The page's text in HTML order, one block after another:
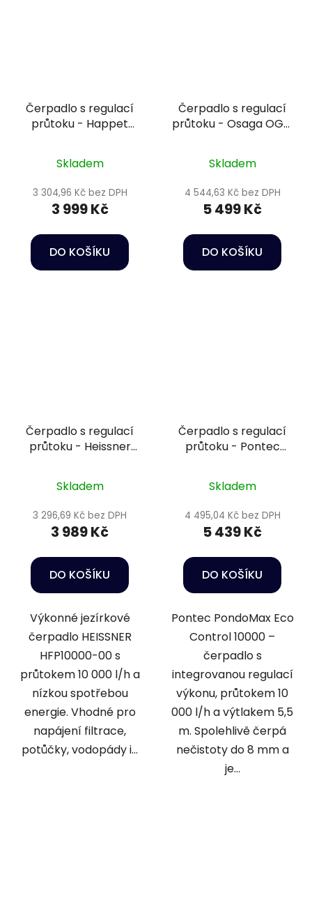
Čerpadlo s regulací
průtoku - Happet
Skladem
3 304,96 Kč bez DPH
3 999 Kč
DO KOŠÍKU
Čerpadlo s regulací
průtoku - Osaga OGM
Skladem
4 544,63 Kč bez DPH
5 499 Kč
DO KOŠÍKU
Čerpadlo s regulací
průtoku - Heissner
Skladem
3 296,69 Kč bez DPH
3 989 Kč
DO KOŠÍKU
Výkonné jezírkové
čerpadlo HEISSNER
HFP10000-00 s
průtokem 10 000 l/h a
nízkou spotřebou
energie. Vhodné pro
napájení filtrace,
potůčky, vodopády i...
Čerpadlo s regulací
průtoku - Pontec
Skladem
4 495,04 Kč bez DPH
5 439 Kč
DO KOŠÍKU
Pontec PondoMax Eco
Control 10000 –
čerpadlo s
integrovanou regulací
výkonu, průtokem 10
000 l/h a výtlakem 5,5
m. Spolehlivě čerpá
nečistoty do 8 mm a
je...